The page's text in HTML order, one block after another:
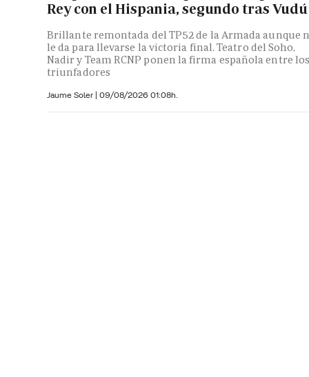
Rey con el Hispania, segundo tras Vudú
Brillante remontada del TP52 de la Armada aunque
le da para llevarse la victoria final. Teatro del Soho,
Nadir y Team RCNP ponen la firma española entre
triunfadores
Jaume Soler | 09/08/2026 01:08h.